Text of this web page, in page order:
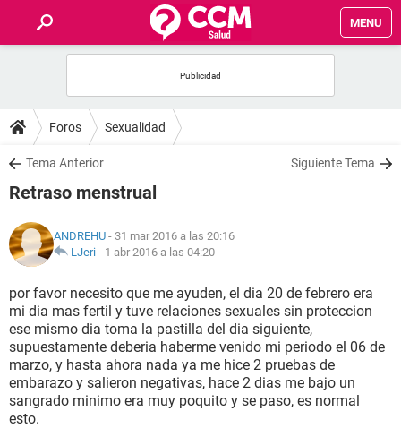
MENU
FOROS
SALUD
NUTRICIÓN
BIENESTAR
SEXUALIDAD
GLOSARIO
Foros Sexualidad
Tema Anterior Siguiente Tema
Retraso menstrual
ANDREHU - 31 mar 2016 a las 20:16
LJeri - 1 abr 2016 a las 04:20
por favor necesito que me ayuden, el dia 20 de febrero era
mi dia mas fertil y tuve relaciones sexuales sin proteccion
ese mismo dia toma la pastilla del dia siguiente,
supuestamente deberia haberme venido mi periodo el 06 de
marzo, y hasta ahora nada ya me hice 2 pruebas de
embarazo y salieron negativas, hace 2 dias me bajo un
sangrado minimo era muy poquito y se paso, es normal
esto.